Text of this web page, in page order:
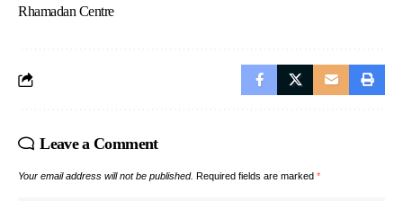
Rhamadan Centre
Leave a Comment
Your email address will not be published. Required fields are marked *